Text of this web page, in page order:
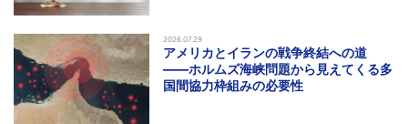
2026.07.29
アメリカとイランの戦争終結への道
――ホルムズ海峡問題から見えてくる多
国間協力枠組みの必要性